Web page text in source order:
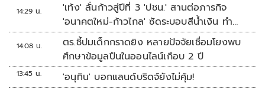
14:29 น.
'เท้ง' ลั่นก้าวสู่ปีที่ 3 'ปชน.' สานต่อภารกิจ
'อนาคตใหม่-ก้าวไกล' ซัดระบอบสีน้ำเงิน ทำ
หลักนิติรัฐ-นิติธรรมสั่นคลอน
14:08 น.
ตร.ชี้ปมเด็กกราดยิง หลายปัจจัยเชื่อมโยงพบ
ศึกษาข้อมูลปืนในออนไลน์เกือบ 2 ปี
13:45 น. 'อนุทิน' บอกแลนด์บริดจ์ยังไม่คุ้ม!